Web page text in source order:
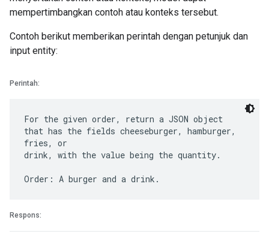
mempertimbangkan contoh atau konteks tersebut.
Contoh berikut memberikan perintah dengan petunjuk dan
input entity:
Perintah:
For the given order, return a JSON object
that has the fields cheeseburger, hamburger,
fries, or
drink, with the value being the quantity.
Respons: